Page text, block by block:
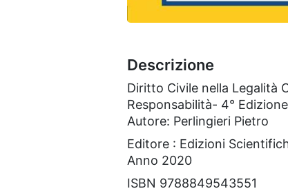
Descrizione
Diritto Civile nella Legalità
Responsabilità- 4° Edizione
Autore: Perlingieri Pietro
Editore : Edizioni
Anno 2020
ISBN 9788849543551